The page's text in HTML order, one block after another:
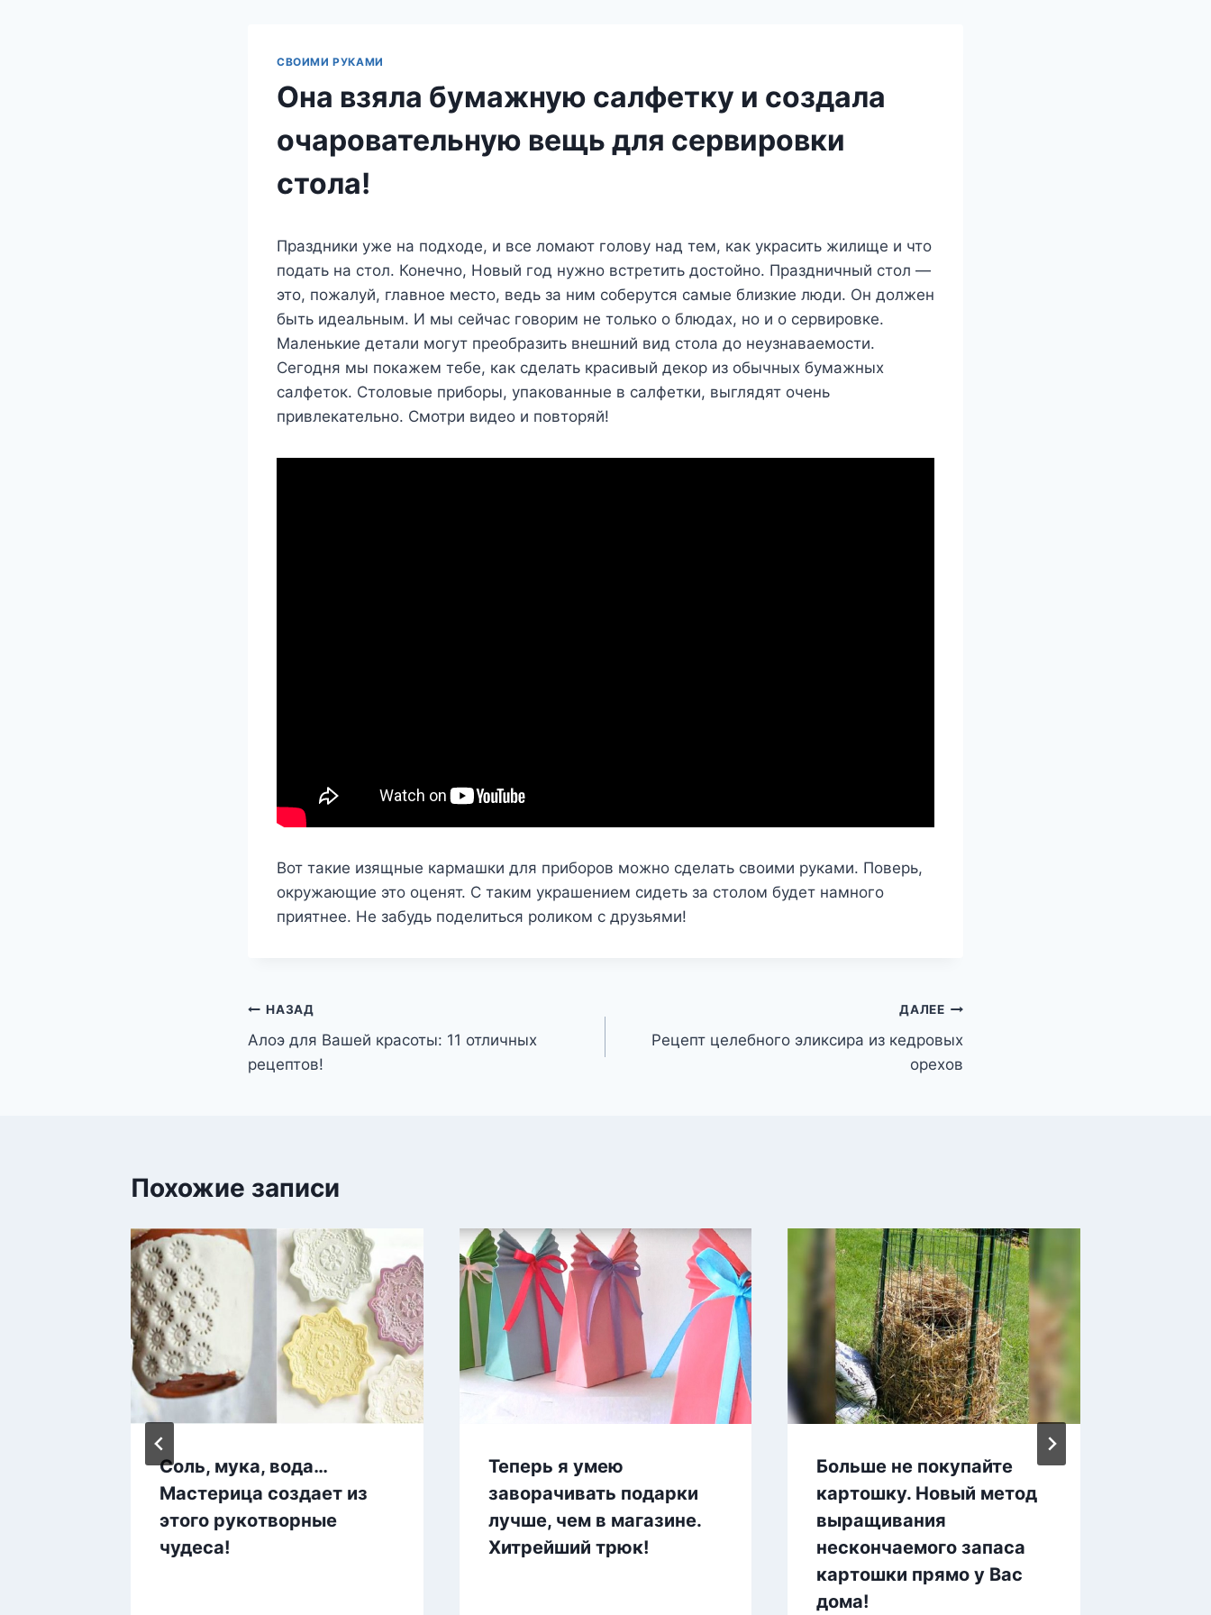
СВОИМИ РУКАМИ
Она взяла бумажную салфетку и создала
очаровательную вещь для сервировки
стола!
Праздники уже на подходе, и все ломают голову над тем, как украсить жилище и что
подать на стол. Конечно, Новый год нужно встретить достойно. Праздничный стол —
это, пожалуй, главное место, ведь за ним соберутся самые близкие люди. Он должен
быть идеальным. И мы сейчас говорим не только о блюдах, но и о сервировке.
Маленькие детали могут преобразить внешний вид стола до неузнаваемости.
Сегодня мы покажем тебе, как сделать красивый декор из обычных бумажных
салфеток. Столовые приборы, упакованные в салфетки, выглядят очень
привлекательно. Смотри видео и повторяй!
Вот такие изящные кармашки для приборов можно сделать своими руками. Поверь,
окружающие это оценят. С таким украшением сидеть за столом будет намного
приятнее. Не забудь поделиться роликом с друзьями!
Навигация
по
НАЗАД
Алоэ для Вашей красоты: 11 отличных
рецептов!
ДАЛЕЕ
Рецепт целебного эликсира из кедровых
орехов
Похожие записи
Соль, мука, вода…
Мастерица создает из
этого рукотворные
чудеса!
Теперь я умею
заворачивать подарки
лучше, чем в магазине.
Хитрейший трюк!
Больше не покупайте
картошку. Новый метод
выращивания
нескончаемого запаса
картошки прямо у Вас
дома!